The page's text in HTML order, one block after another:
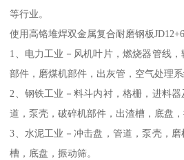
等行业。
使用高铬堆焊双金属复合耐磨钢板
1、电力工业－风机叶片，燃烧器管线
部件，磨煤机部件，出灰管，空气处理系
2、钢铁工业－料斗内衬，格栅，进料
道，泵壳，破碎机部件，出渣槽，底盘，
3、水泥工业－冲击盘，管道，泵壳，
槽，底盘，振动筛。